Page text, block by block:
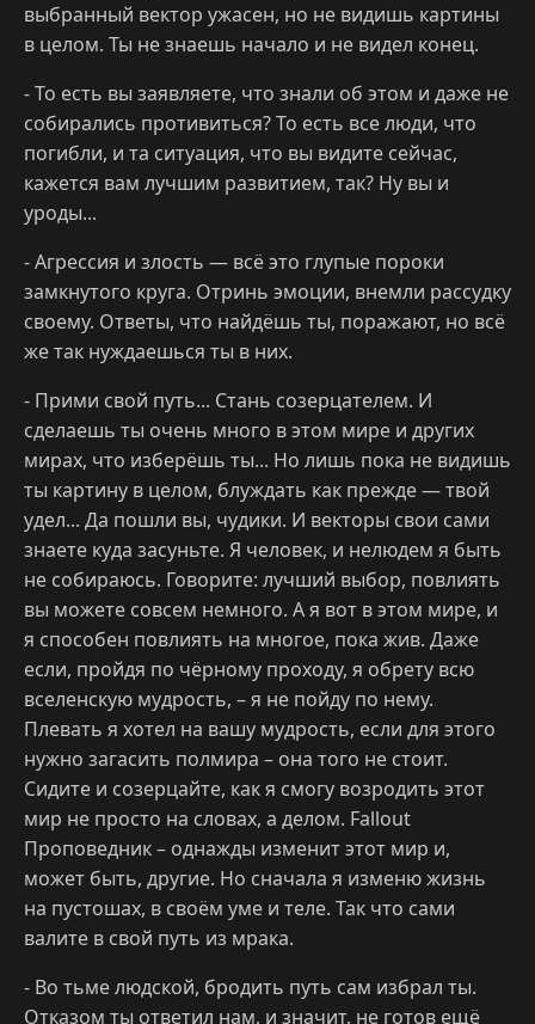
выбранный вектор ужасен, но не видишь картины
в целом. Ты не знаешь начало и не видел конец.
- То есть вы заявляете, что знали об этом и даже не
собирались противиться? То есть все люди, что
погибли, и та ситуация, что вы видите сейчас,
кажется вам лучшим развитием, так? Ну вы и
уроды...
- Агрессия и злость — всё это глупые пороки
замкнутого круга. Отринь эмоции, внемли рассудку
своему. Ответы, что найдёшь ты, поражают, но всё
же так нуждаешься ты в них.
- Прими свой путь... Стань созерцателем. И
сделаешь ты очень много в этом мире и других
мирах, что изберёшь ты... Но лишь пока не видишь
ты картину в целом, блуждать как прежде — твой
удел... Да пошли вы, чудики. И векторы свои сами
знаете куда засуньте. Я человек, и нелюдем я быть
не собираюсь. Говорите: лучший выбор, повлиять
вы можете совсем немного. А я вот в этом мире, и
я способен повлиять на многое, пока жив. Даже
если, пройдя по чёрному проходу, я обрету всю
вселенскую мудрость, – я не пойду по нему.
Плевать я хотел на вашу мудрость, если для этого
нужно загасить полмира – она того не стоит.
Сидите и созерцайте, как я смогу возродить этот
мир не просто на словах, а делом. Fallout
Проповедник – однажды изменит этот мир и,
может быть, другие. Но сначала я изменю жизнь
на пустошах, в своём уме и теле. Так что сами
валите в свой путь из мрака.
- Во тьме людской, бродить путь сам избрал ты.
Отказом ты ответил нам, и значит, не готов ещё